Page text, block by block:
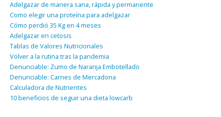
Adelgazar de manera sana, rápida y permanente
Como elegir una proteína para adelgazar
Cómo perdió 35 Kg en 4 meses
Adelgazar en cetosis
Tablas de Valores Nutricionales
Volver a la rutina tras la pandemia
Denunciable: Zumo de Naranja Embotellado
Denunciable: Carnes de Mercadona
Calculadora de Nutrientes
10 beneficios de seguir una dieta lowcarb